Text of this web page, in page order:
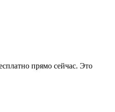
прямо сейчас. Это